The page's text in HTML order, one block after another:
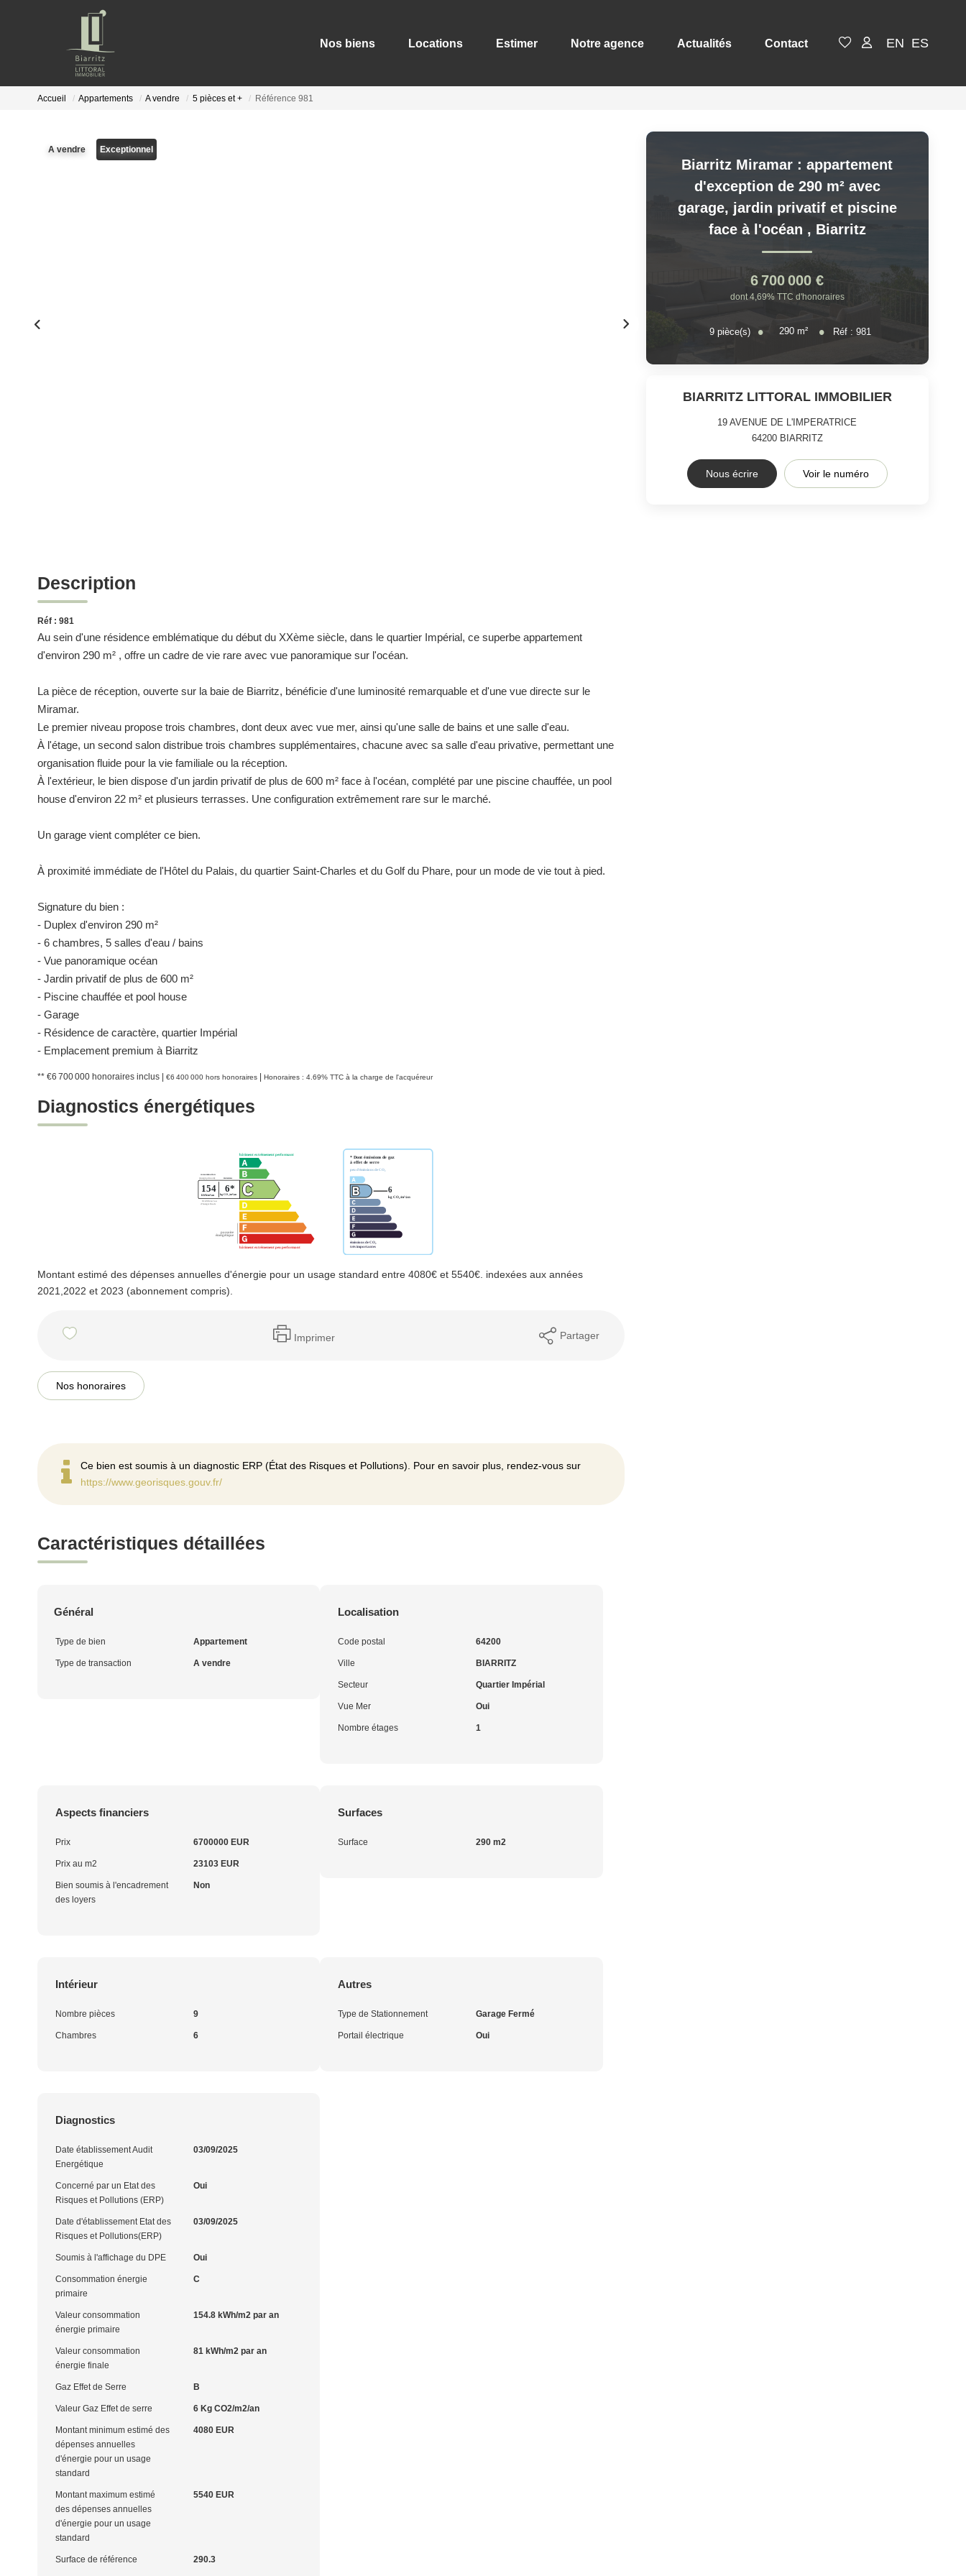
Nos biens Locations Estimer Notre agence Actualités Contact EN ES
Accueil Appartements A vendre 5 pièces et + Référence 981
A vendre Exceptionnel
Description
Réf : 981
Au sein d'une résidence emblématique du début du XXème siècle, dans le quartier Impérial, ce superbe appartement
d'environ 290 m² , offre un cadre de vie rare avec vue panoramique sur l'océan.
La pièce de réception, ouverte sur la baie de Biarritz, bénéficie d'une luminosité remarquable et d'une vue directe sur le
Miramar.
Le premier niveau propose trois chambres, dont deux avec vue mer, ainsi qu'une salle de bains et une salle d'eau.
À l'étage, un second salon distribue trois chambres supplémentaires, chacune avec sa salle d'eau privative, permettant une
organisation fluide pour la vie familiale ou la réception.
À l'extérieur, le bien dispose d'un jardin privatif de plus de 600 m² face à l'océan, complété par une piscine chauffée, un pool
house d'environ 22 m² et plusieurs terrasses. Une configuration extrêmement rare sur le marché.
Un garage vient compléter ce bien.
À proximité immédiate de l'Hôtel du Palais, du quartier Saint-Charles et du Golf du Phare, pour un mode de vie tout à pied.
Signature du bien :
- Duplex d'environ 290 m²
- 6 chambres, 5 salles d'eau / bains
- Vue panoramique océan
- Jardin privatif de plus de 600 m²
- Piscine chauffée et pool house
- Garage
- Résidence de caractère, quartier Impérial
- Emplacement premium à Biarritz
** €6 700 000 honoraires inclus €6 400 000 hors honoraires Honoraires : 4.69% TTC à la charge de l'acquéreur
Diagnostics énergétiques
Montant estimé des dépenses annuelles d'énergie pour un usage standard entre 4080€ et 5540€. indexées aux années
2021,2022 et 2023 (abonnement compris).
Imprimer Partager
Nos honoraires
Ce bien est soumis à un diagnostic ERP (État des Risques et Pollutions). Pour en savoir plus, rendez-vous sur
https://www.georisques.gouv.fr/
Caractéristiques détaillées
Général
Type de bien Appartement
Type de transaction A vendre
Localisation
Code postal 64200
Ville BIARRITZ
Secteur Quartier Impérial
Vue Mer Oui
Nombre étages 1
Aspects financiers
Prix 6700000 EUR
Prix au m2 23103 EUR
Bien soumis à l'encadrement
des loyers
Non
Surfaces
Surface 290 m2
Intérieur
Nombre pièces 9
Chambres 6
Autres
Type de Stationnement Garage Fermé
Portail électrique Oui
Diagnostics
Date établissement Audit
Energétique
03/09/2025
Concerné par un Etat des
Risques et Pollutions (ERP)
Oui
Date d'établissement Etat des
Risques et Pollutions(ERP)
03/09/2025
Soumis à l'affichage du DPE Oui
Consommation énergie
primaire
C
Valeur consommation
énergie primaire
154.8 kWh/m2 par an
Valeur consommation
énergie finale
81 kWh/m2 par an
Gaz Effet de Serre B
Valeur Gaz Effet de serre 6 Kg CO2/m2/an
Montant minimum estimé des
dépenses annuelles
d'énergie pour un usage
standard
4080 EUR
Montant maximum estimé
des dépenses annuelles
d'énergie pour un usage
standard
5540 EUR
Surface de référence 290.3
Biarritz Miramar : appartement
d'exception de 290 m² avec
garage, jardin privatif et piscine
face à l'océan , Biarritz
6 700 000 €
dont 4,69% TTC d'honoraires
9 pièce(s) 290 m² Réf : 981
BIARRITZ LITTORAL IMMOBILIER
19 AVENUE DE L'IMPERATRICE
64200 BIARRITZ
Nous écrire Voir le numéro